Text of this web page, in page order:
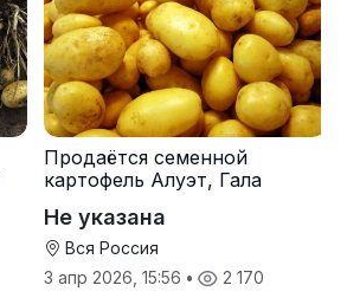
Продаётся семенной
картофель Алуэт, Гала
Не указана
Вся Россия
3 апр 2026, 15:56 • 2 170